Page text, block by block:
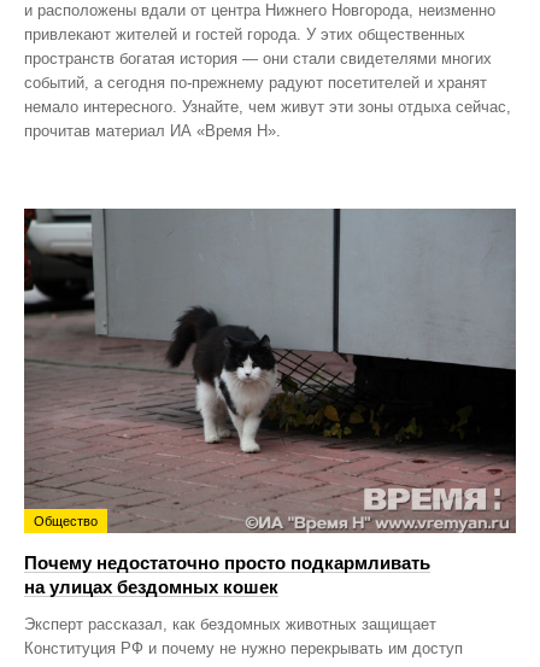
и расположены вдали от центра Нижнего Новгорода, неизменно
привлекают жителей и гостей города. У этих общественных
пространств богатая история — они стали свидетелями многих
событий, а сегодня по‑прежнему радуют посетителей и хранят
немало интересного. Узнайте, чем живут эти зоны отдыха сейчас,
прочитав материал ИА «Время Н».
Общество
Почему недостаточно просто подкармливать
на улицах бездомных кошек
Эксперт рассказал, как бездомных животных защищает
Конституция РФ и почему не нужно перекрывать им доступ